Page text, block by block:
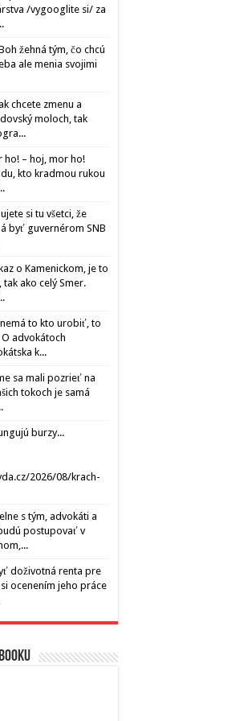
/vygooglite si/ za
žehná tým, čo chcú
ale menia svojimi
chcete zmenu a
moloch, tak
ho! – hoj, mor ho!
kto kradmou rukou
si tu všetci, že
byť guvernérom SNB
o Kamenickom, je to
ako celý Smer.
to kto urobiť, to
advokátoch
k...
sa mali pozrieť na
tokoch je samá
burzy...
2026/08/krach-
s tým, advokáti a
postupovať v
doživotná renta pre
ocenením jeho práce